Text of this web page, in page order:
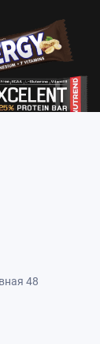
48